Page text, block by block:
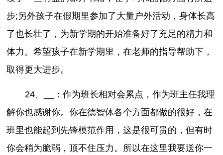
步;另外孩子在假期里参加了大量户外活动，身体长高
了也长壮了，为新学期的开始准备好了充足的精力和
体力。希望孩子在新学期里，在老师的指导帮助下，
取得更大进步。
24、__：作为班长相对会累点，作为班主任我理
解你也感谢你。你在德智体各个方面都做的很好，在
班里也能起到先锋模范作用，这是很可贵的，但有时
你会稍为脆弱，顶不住压力。所以在这里我要送你一